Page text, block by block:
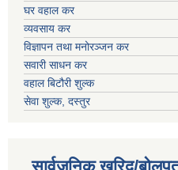
घर वहाल कर
व्यवसाय कर
विज्ञापन तथा मनोरञ्जन कर
सवारी साधन कर
वहाल बिटौरी शुल्क
सेवा शुल्क, दस्तुर